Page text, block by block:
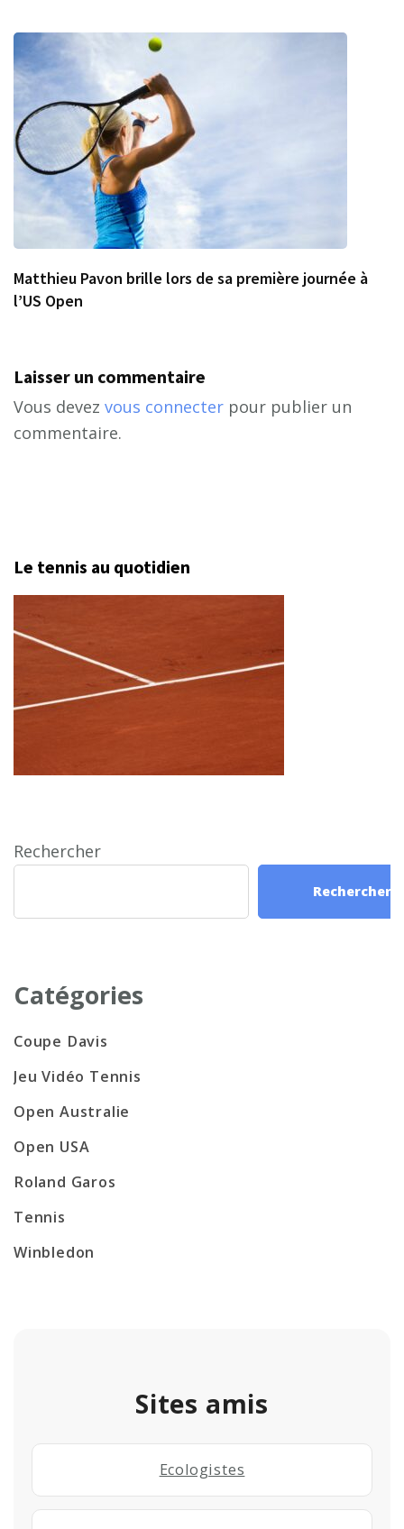
Matthieu Pavon brille lors de sa première journée à
l’US Open
Laisser un commentaire
Vous devez vous connecter pour publier un
commentaire.
Le tennis au quotidien
Rechercher
Rechercher
Catégories
Coupe Davis
Jeu Vidéo Tennis
Open Australie
Open USA
Roland Garos
Tennis
Winbledon
Sites amis
Ecologistes